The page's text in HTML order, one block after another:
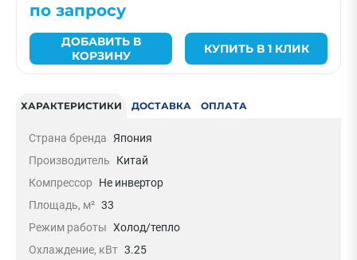
по запросу
ДОБАВИТЬ В
КОРЗИНУ
КУПИТЬ В 1 КЛИК
ХАРАКТЕРИСТИКИ ДОСТАВКА ОПЛАТА
Страна бренда
Япония
Производитель
Китай
Компрессор
Не инвертор
Площадь, м² 33
Режим работы Холод/тепло
Охлаждение, кВт 3.25